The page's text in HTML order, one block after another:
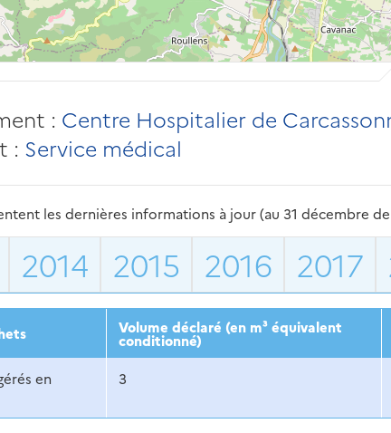
: Centre Hospitalier de
: Service médical
les dernières informations à jour (au 31 décembre
2014 2015 2016 2017
Volume déclaré (en m³ équivalent
conditionné)
en
3